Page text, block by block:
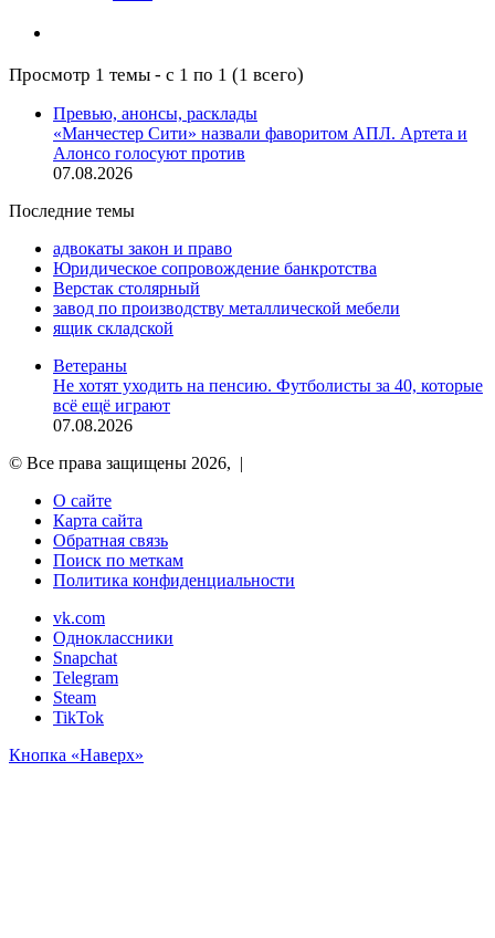
Просмотр 1 темы - с 1 по 1 (1 всего)
Превью, анонсы, расклады
«Манчестер Сити» назвали фаворитом АПЛ. Артета и
Алонсо голосуют против
07.08.2026
Последние темы
адвокаты закон и право
Юридическое сопровождение банкротства
Верстак столярный
завод по производству металлической мебели
ящик складской
Ветераны
Не хотят уходить на пенсию. Футболисты за 40, которые
всё ещё играют
07.08.2026
© Все права защищены 2026, |
О сайте
Карта сайта
Обратная связь
Поиск по меткам
Политика конфиденциальности
vk.com
Одноклассники
Snapchat
Telegram
Steam
TikTok
Кнопка «Наверх»